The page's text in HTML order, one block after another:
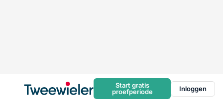
Start gratis
proefperiode
Inloggen